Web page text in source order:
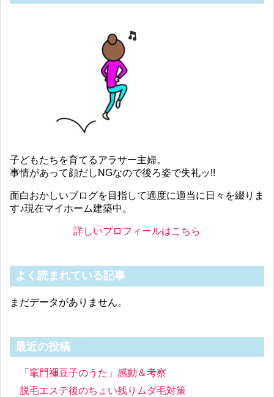
子どもたちを育てるアラサー主婦。
事情があって顔だしNGなので後ろ姿で失礼ッ!!
面白おかしいブログを目指して適度に適当に日々を綴りま
す♪現在マイホーム建築中。
詳しいプロフィールはこちら
よく読まれている記事
まだデータがありません。
最近の投稿
「竈門禰豆子のうた」感動＆考察
脱毛エステ後のちょい残りムダ毛対策